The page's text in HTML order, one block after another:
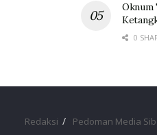
Oknum
0
Redaksi Pedoman Media